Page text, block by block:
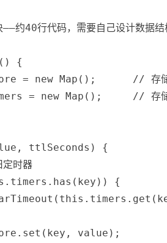
约40行代码，需要自己设计数据结
( )
{
= new Map ( ) ;
// 存
= new Map ( ) ;
// 存
, ttlSeconds )
{
时器
. timers . has ( key ) )
{
( this . timers . get (
. set ( key , value ) ;